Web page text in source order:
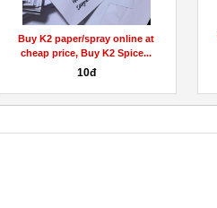
Buy K2 paper/spray online at
cheap price, Buy K2 Spice...
10đ